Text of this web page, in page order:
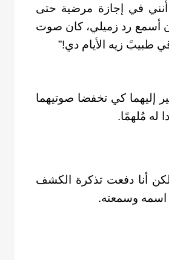
في إجازة مرضية حتى
أن أسمع رد زميلي، كان صوت
طبيبً زيه الأيام دي!”
إليهما كي تخفضا صوتيهما
له مُلهمًا.
أنا دفعت تذكرة الكشف
اسمه وسمعته.